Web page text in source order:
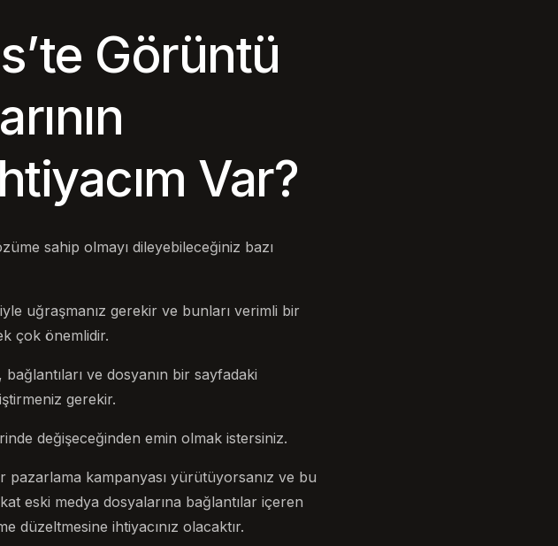
Görüntü
Var?
sahip olmayı dileyebileceğiniz bazı
uğraşmanız gerekir ve bunları verimli bir
çok önemlidir.
ve dosyanın bir sayfadaki
gerekir.
değişeceğinden emin olmak istersiniz.
pazarlama kampanyası yürütüyorsanız ve bu
eski medya dosyalarına bağlantılar içeren
düzeltmesine ihtiyacınız olacaktır.